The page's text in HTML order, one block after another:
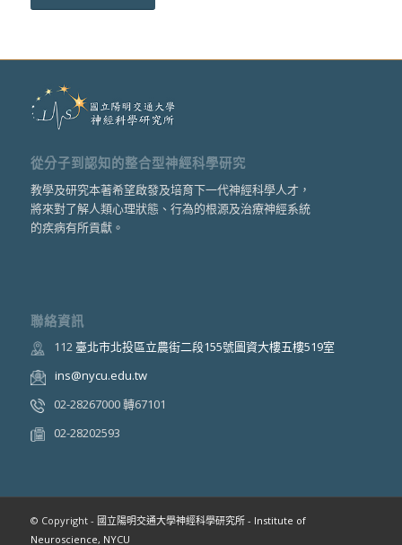
從分子到認知的整合型神經科學研究
教學及研究本著希望啟發及培育下一代神經科學人才，
將來對了解人類心理狀態、行為的根源及治療神經系統
的疾病有所貢獻。
聯絡資訊
112臺北市北投區立農街二段155號圖資大樓五樓519室
ins@nycu.edu.tw
02-28267000 轉67101
02-28202593
© Copyright - 國立陽明交通大學神經科學研究所 - Institute of
Neuroscience, NYCU